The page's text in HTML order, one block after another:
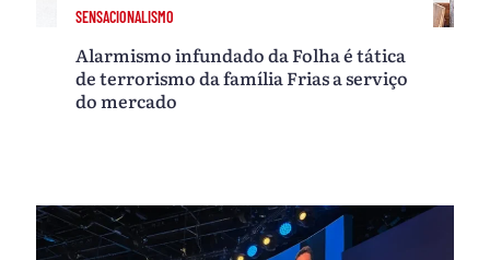
SENSACIONALISMO
Alarmismo infundado da Folha é tática
de terrorismo da família Frias a serviço
do mercado